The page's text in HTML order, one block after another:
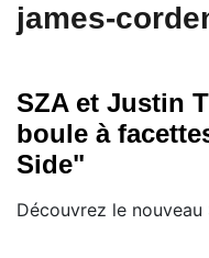
james-
SZA et Justin
boule à
Side"
Découvrez le